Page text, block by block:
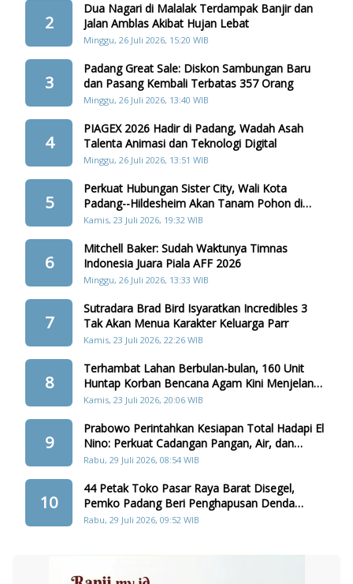
2
Dua Nagari di Malalak Terdampak Banjir dan
Jalan Amblas Akibat Hujan Lebat
Minggu, 26 Juli 2026, 15:20 WIB
3
Padang Great Sale: Diskon Sambungan Baru
dan Pasang Kembali Terbatas 357 Orang
Minggu, 26 Juli 2026, 13:40 WIB
4
PIAGEX 2026 Hadir di Padang, Wadah Asah
Talenta Animasi dan Teknologi Digital
Minggu, 26 Juli 2026, 13:51 WIB
5
Perkuat Hubungan Sister City, Wali Kota
Padang--Hildesheim Akan Tanam Pohon di
Batang Arau
Kamis, 23 Juli 2026, 19:32 WIB
6
Mitchell Baker: Sudah Waktunya Timnas
Indonesia Juara Piala AFF 2026
Minggu, 26 Juli 2026, 13:33 WIB
7
Sutradara Brad Bird Isyaratkan Incredibles 3
Tak Akan Menua Karakter Keluarga Parr
Kamis, 23 Juli 2026, 22:26 WIB
8
Terhambat Lahan Berbulan-bulan, 160 Unit
Huntap Korban Bencana Agam Kini Menjelang
Realisasi
Kamis, 23 Juli 2026, 20:06 WIB
9
Prabowo Perintahkan Kesiapan Total Hadapi El
Nino: Perkuat Cadangan Pangan, Air, dan
Teknologi
Rabu, 29 Juli 2026, 08:54 WIB
10
44 Petak Toko Pasar Raya Barat Disegel,
Pemko Padang Beri Penghapusan Denda
Retribusi
Rabu, 29 Juli 2026, 09:52 WIB